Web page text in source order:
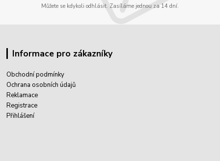
Můžete se kdykoli odhlásit. Zasíláme jednou za 14 dní.
Informace pro zákazníky
Obchodní podmínky
Ochrana osobních údajů
Reklamace
Registrace
Přihlášení